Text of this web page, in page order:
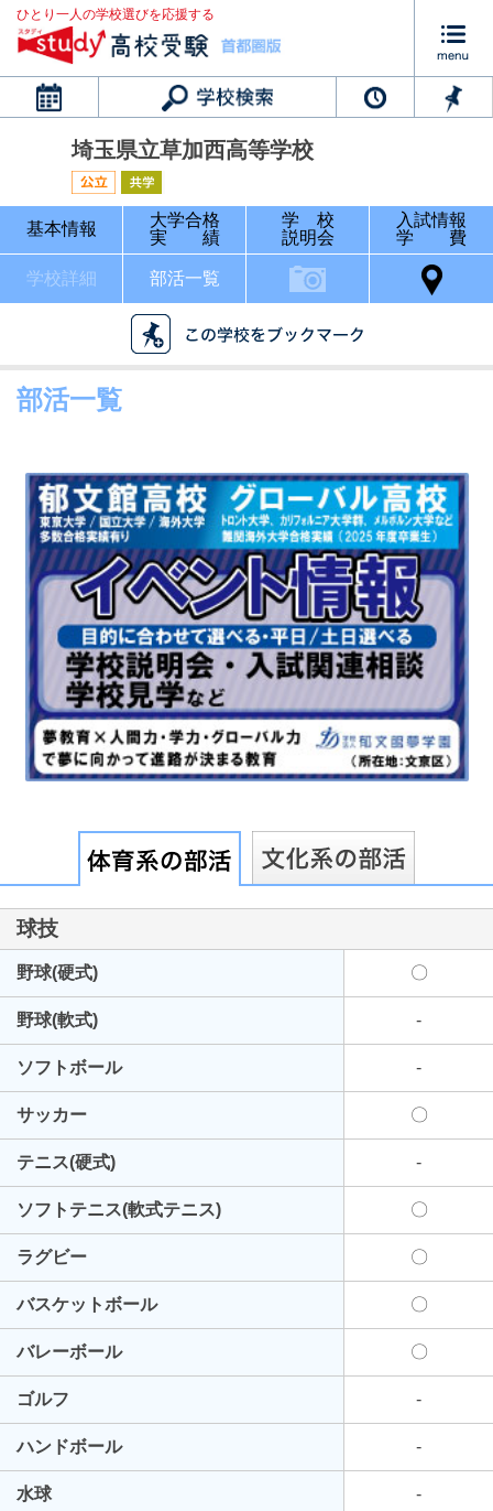
ひとり一人の学校選びを応援する
カレンダー
最近見た学校
埼玉県立草加西高等学校
ブックマークした学校
ブックマークした学校はありません
埼玉県立草加西高等学校
基本情報
大学合格
実 績
学 校
説明会
入試情報
学 費
学校詳細 部活一覧
部活一覧
球技
野球(硬式) 〇
野球(軟式) -
ソフトボール -
サッカー 〇
テニス(硬式) -
ソフトテニス(軟式テニス) 〇
ラグビー 〇
バスケットボール 〇
バレーボール 〇
ゴルフ -
ハンドボール -
水球 -